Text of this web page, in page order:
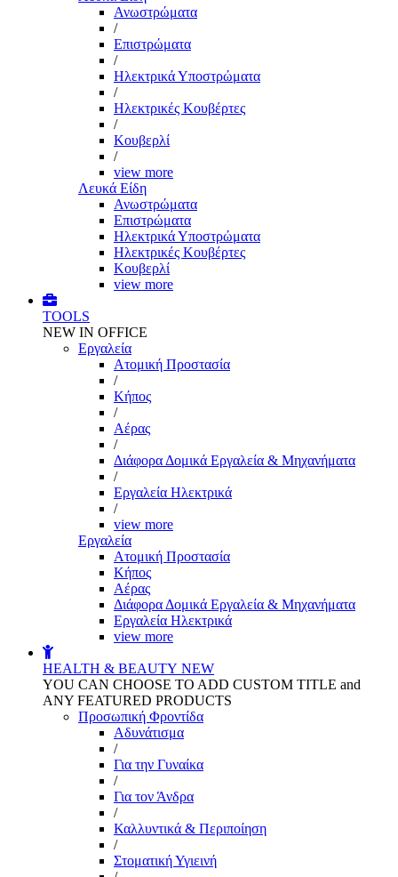
Ανωστρώματα
/
Επιστρώματα
/
Ηλεκτρικά Υποστρώματα
/
Ηλεκτρικές Κουβέρτες
/
Κουβερλί
/
view more
Λευκά Είδη
Ανωστρώματα
Επιστρώματα
Ηλεκτρικά Υποστρώματα
Ηλεκτρικές Κουβέρτες
Κουβερλί
view more
TOOLS
NEW IN OFFICE
Εργαλεία
Aτομική Προστασία
/
Kήπος
/
Αέρας
/
Διάφορα Δομικά Εργαλεία & Μηχανήματα
/
Εργαλεία Ηλεκτρικά
/
view more
Εργαλεία
Aτομική Προστασία
Kήπος
Αέρας
Διάφορα Δομικά Εργαλεία & Μηχανήματα
Εργαλεία Ηλεκτρικά
view more
HEALTH & BEAUTY NEW
YOU CAN CHOOSE TO ADD CUSTOM TITLE and
ANY FEATURED PRODUCTS
Προσωπική Φροντίδα
Αδυνάτισμα
/
Για την Γυναίκα
/
Για τον Άνδρα
/
Καλλυντικά & Περιποίηση
/
Στοματική Υγιεινή